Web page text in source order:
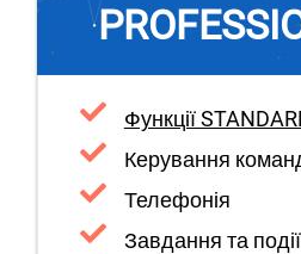
Функції
Керування
Телефонія
Завдання та події